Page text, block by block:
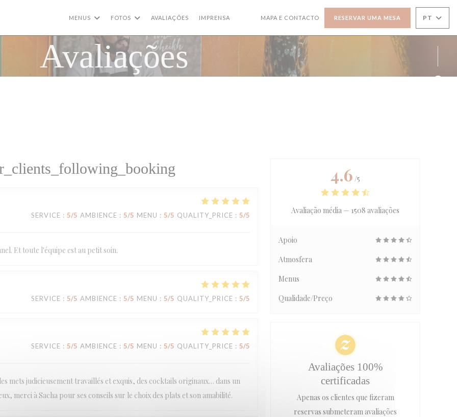
MENUS FOTOS AVALIAÇÕES IMPRENSA MAPA E CONTACTO RESERVAR UMA MESA PT
Avaliações
SERVICE : 5/5 AMBIENCE : 5/5 MENU : 5/5 QUALITY_PRICE : 5/5
Et toute l'équipe est au petit soin.
SERVICE : 5/5 AMBIENCE : 5/5 MENU : 5/5 QUALITY_PRICE : 5/5
SERVICE : 5/5 AMBIENCE : 5/5 MENU : 5/5 QUALITY_PRICE : 5/5
mets judicieusement travaillés et exquis, des cocktails originaux… dans un
merci à Sacha pour ses conseils sur le choix des plats et son amabilité.
4.6 /5
Avaliação média — 1508 avaliações
Apoio
Atmosfera
Menus
Qualidade/Preço
Avaliações 100%
certificadas
Apenas os clientes que fizeram
reservas submeteram avaliações